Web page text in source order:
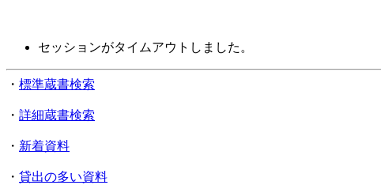
セッションがタイムアウトしました。
・ 標準蔵書検索
・ 詳細蔵書検索
・ 新着資料
・ 貸出の多い資料